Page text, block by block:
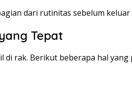
dari rutinitas sebelum
Tepat
di rak. Berikut beberapa hal